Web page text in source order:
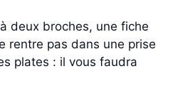
deux broches, une fiche
rentre pas dans une prise
plates : il vous faudra